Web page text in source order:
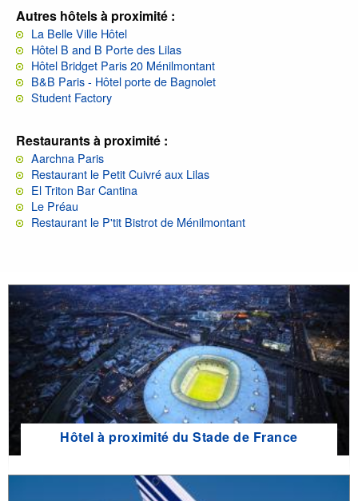
Autres hôtels à proximité :
La Belle Ville Hôtel
Hôtel B and B Porte des Lilas
Hôtel Bridget Paris 20 Ménilmontant
B&B Paris - Hôtel porte de Bagnolet
Student Factory
Restaurants à proximité :
Aarchna Paris
Restaurant le Petit Cuivré aux Lilas
El Triton Bar Cantina
Le Préau
Restaurant le P'tit Bistrot de Ménilmontant
Hôtel à proximité du Stade de France